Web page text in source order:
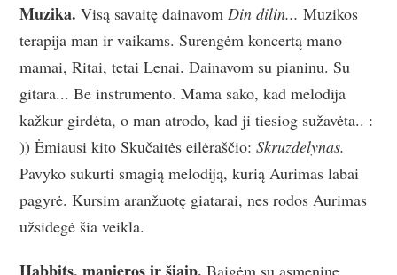
Muzika.Visą savaitę dainavom Din dilin... Muzikos
terapija man ir vaikams. Surengėm koncertą mano
mamai, Ritai, tetai Lenai. Dainavom su pianinu. Su
gitara... Be instrumento. Mama sako, kad melodija
kažkur girdėta, o man atrodo, kad ji tiesiog sužavėta.. :
)) Ėmiausi kito Skučaitės eilėraščio:Skruzdelynas.
Pavyko sukurti smagią melodiją, kurią Aurimas labai
pagyrė. Kursim aranžuotę giatarai, nes rodos Aurimas
užsidegė šia veikla.
Habbits, manieros ir šiaip. Baigėm su asmenine